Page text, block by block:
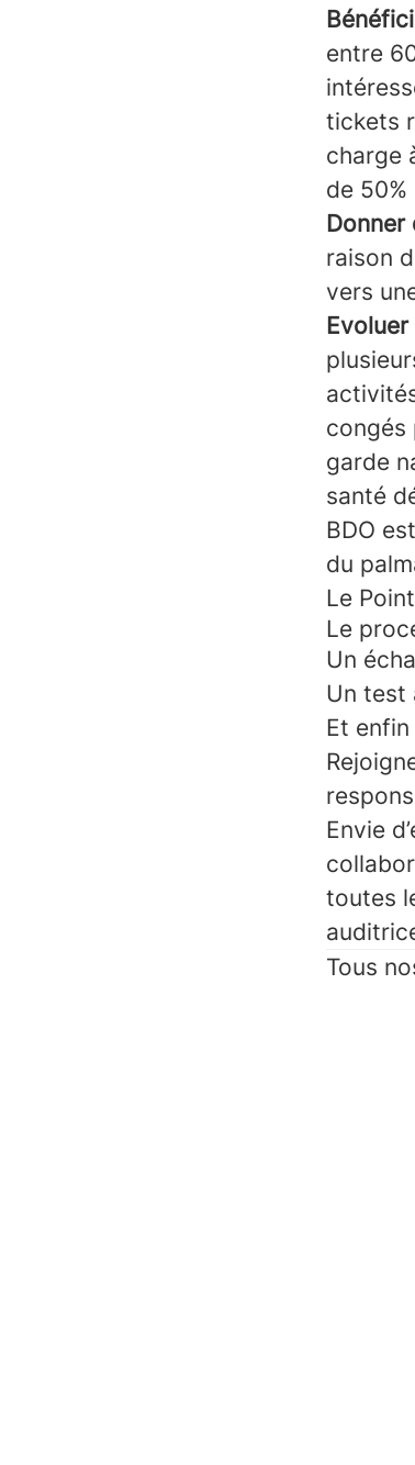
entre
tickets
charge
de
Donner
raison
vers
congés
garde
santé
BDO
du
Le
Le
Un
Un test
Et
Envie
toutes
Tous